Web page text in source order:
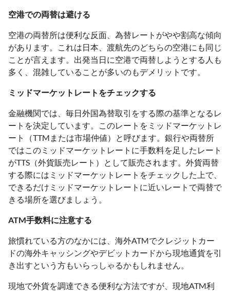
空港での両替は避ける
空港の両替所は便利な反面、為替レートがやや割高な傾向
があります。これは日本、渡航先のどちらの空港にも同じ
ことが言えます。出発当日に空港で両替しようとする人も
多く、混雑していることが多いのもデメリットです。
ミッドマーケットレートをチェックする
金融機関では、毎日外国為替取引をする際の基準となるレ
ートを決定しています。このレートをミッドマーケットレ
ート（TTMまたは市場仲値）と呼びます。銀行や両替所
ではこのミッドマーケットレートに手数料を足したレート
がTTS（外貨販売レート）として販売されます。外貨両替
する際にはミッドマーケットレートをチェックした上で、
できるだけミッドマーケットレートに近いレートで両替で
きる場所を選びましょう。
ATM手数料に注意する
旅慣れている方のなかには、海外ATMでクレジットカー
ドの海外キャッシングやデビットカードから現地通貨を引
き出すという方もいらっしゃるかもしれません。
現地で外貨を調達できる便利な方法ですが、現地ATM利